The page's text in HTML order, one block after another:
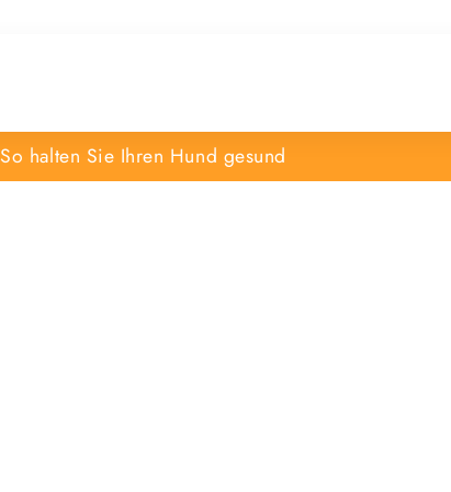
So halten Sie Ihren Hund gesund